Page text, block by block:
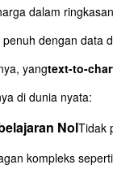
dalam
dengan data
yangtext-to-
di dunia nyata:
NolTidak
kompleks